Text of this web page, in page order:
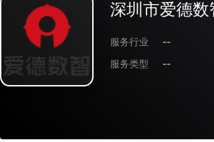
深圳市爱德
服务行业
--
服务类型
--